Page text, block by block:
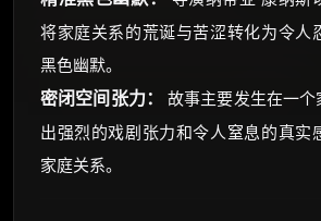
将家庭关系的荒诞与苦涩转化为令人
黑色幽默。
密闭空间张力：
故事主要发生在一
出强烈的戏剧张力和令人窒息的真实
家庭关系。